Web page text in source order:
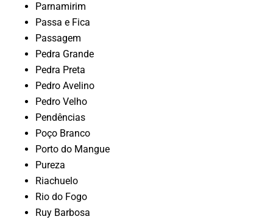
Parnamirim
Passa e Fica
Passagem
Pedra Grande
Pedra Preta
Pedro Avelino
Pedro Velho
Pendências
Poço Branco
Porto do Mangue
Pureza
Riachuelo
Rio do Fogo
Ruy Barbosa